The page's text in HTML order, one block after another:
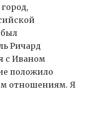
Ричард
с Иваном
положило
отношениям. Я